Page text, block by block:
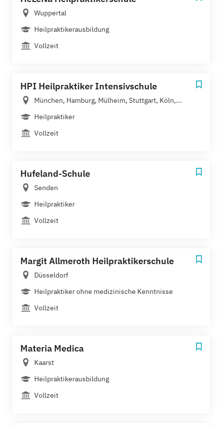
Wuppertal
Heilpraktikerausbildung
Vollzeit
HPI Heilpraktiker Intensivschule
München, Hamburg, Mülheim, Stuttgart, Köln,...
Heilpraktiker
Vollzeit
Hufeland-Schule
Senden
Heilpraktiker
Vollzeit
Margit Allmeroth Heilpraktikerschule
Düsseldorf
Heilpraktiker ohne medizinische Kenntnisse
Vollzeit
Materia Medica
Kaarst
Heilpraktikerausbildung
Vollzeit